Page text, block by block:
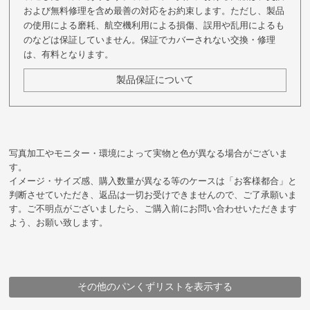
および無料修理を含め最善の対応をお約束します。ただし、製品
の使用による磨耗、航空機利用による損傷、誤用や乱用によるも
のなどは保証していません。保証でカバーされない交換・修理
は、有料となります。
製品保証について
写真加工やモニター・環境によって実物と色が異なる場合がございま
す。
イメージ・サイズ感、購入数量が異なる等のケースは「お客様都合」と
判断させていただき、返品は一切お受けできませんので、ご了承願いま
す。ご不明点がございましたら、ご購入前にお問い合わせいただきます
よう、お願い致します。
その他のパンくずリストを表示する